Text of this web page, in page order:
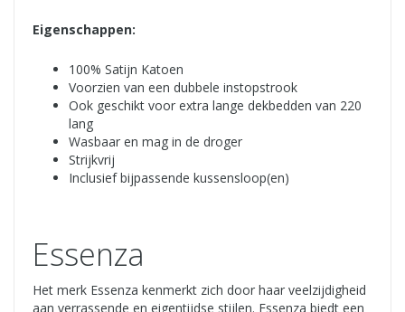
Eigenschappen:
100% Satijn Katoen
Voorzien van een dubbele instopstrook
Ook geschikt voor extra lange dekbedden van 220
lang
Wasbaar en mag in de droger
Strijkvrij
Inclusief bijpassende kussensloop(en)
Essenza
Het merk Essenza kenmerkt zich door haar veelzijdigheid
aan verrassende en eigentijdse stijlen. Essenza biedt een